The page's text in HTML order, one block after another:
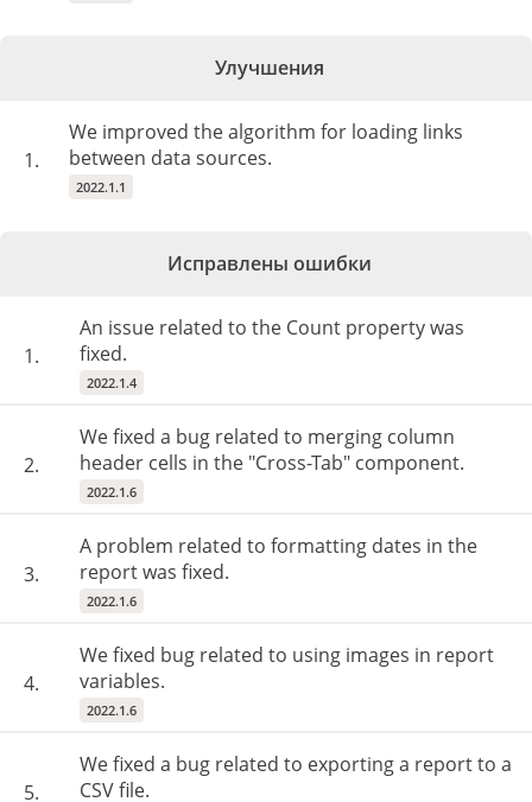
Улучшения
1.
We improved the algorithm for loading links
between data sources.
2022.1.1
Исправлены ошибки
1.
An issue related to the Count property was
fixed.
2022.1.4
2.
We fixed a bug related to merging column
header cells in the "Cross-Tab" component.
2022.1.6
3.
A problem related to formatting dates in the
report was fixed.
2022.1.6
4.
We fixed bug related to using images in report
variables.
2022.1.6
5.
We fixed a bug related to exporting a report to a
CSV file.